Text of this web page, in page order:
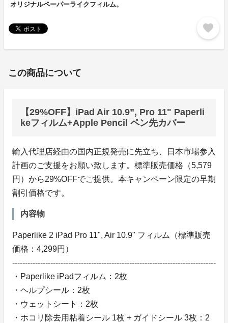
オリジナルペーパーライクフィルム。
favorite
この商品について
【29%OFF】iPad Air 10.9”, Pro 11" Paperli
keフィルム+Apple Pencil ペン先カバー
輸入代理店経由の国内正規発売に先立ち、日本市場参入
計画のご支援をお願い致します。標準販売価格（5,579
円）から29%OFFでご提供。本キャンペーン限定の早期
割引価格です。
内容物
Paperlike 2 iPad Pro 11", Air 10.9" フィルム（標準販売
価格：4,299円）
--------------------------------------------------------------------------------
・Paperlike iPadフィルム：2枚
・ヘルプシール：2枚
・ウェットシート：2枚
・ホコリ除去用粘着シール 1枚 + ガイドシール 3枚：2